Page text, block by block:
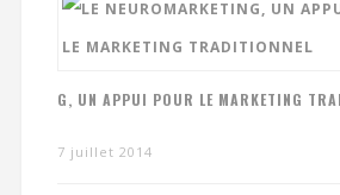
G, UN APPUI POUR LE MARKETING
7 juillet 2014